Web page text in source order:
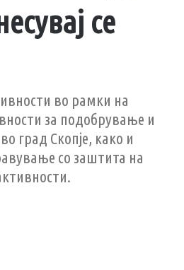
се
во рамки на
за подобрување и
град Скопје, како и
со заштита на